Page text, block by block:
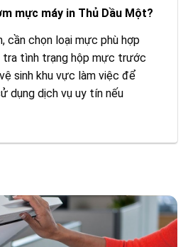
mực máy in Thủ Dầu Một?
cần chọn loại mực phù hợp
tra tình trạng hộp mực trước
sinh khu vực làm việc để
dụng dịch vụ uy tín nếu